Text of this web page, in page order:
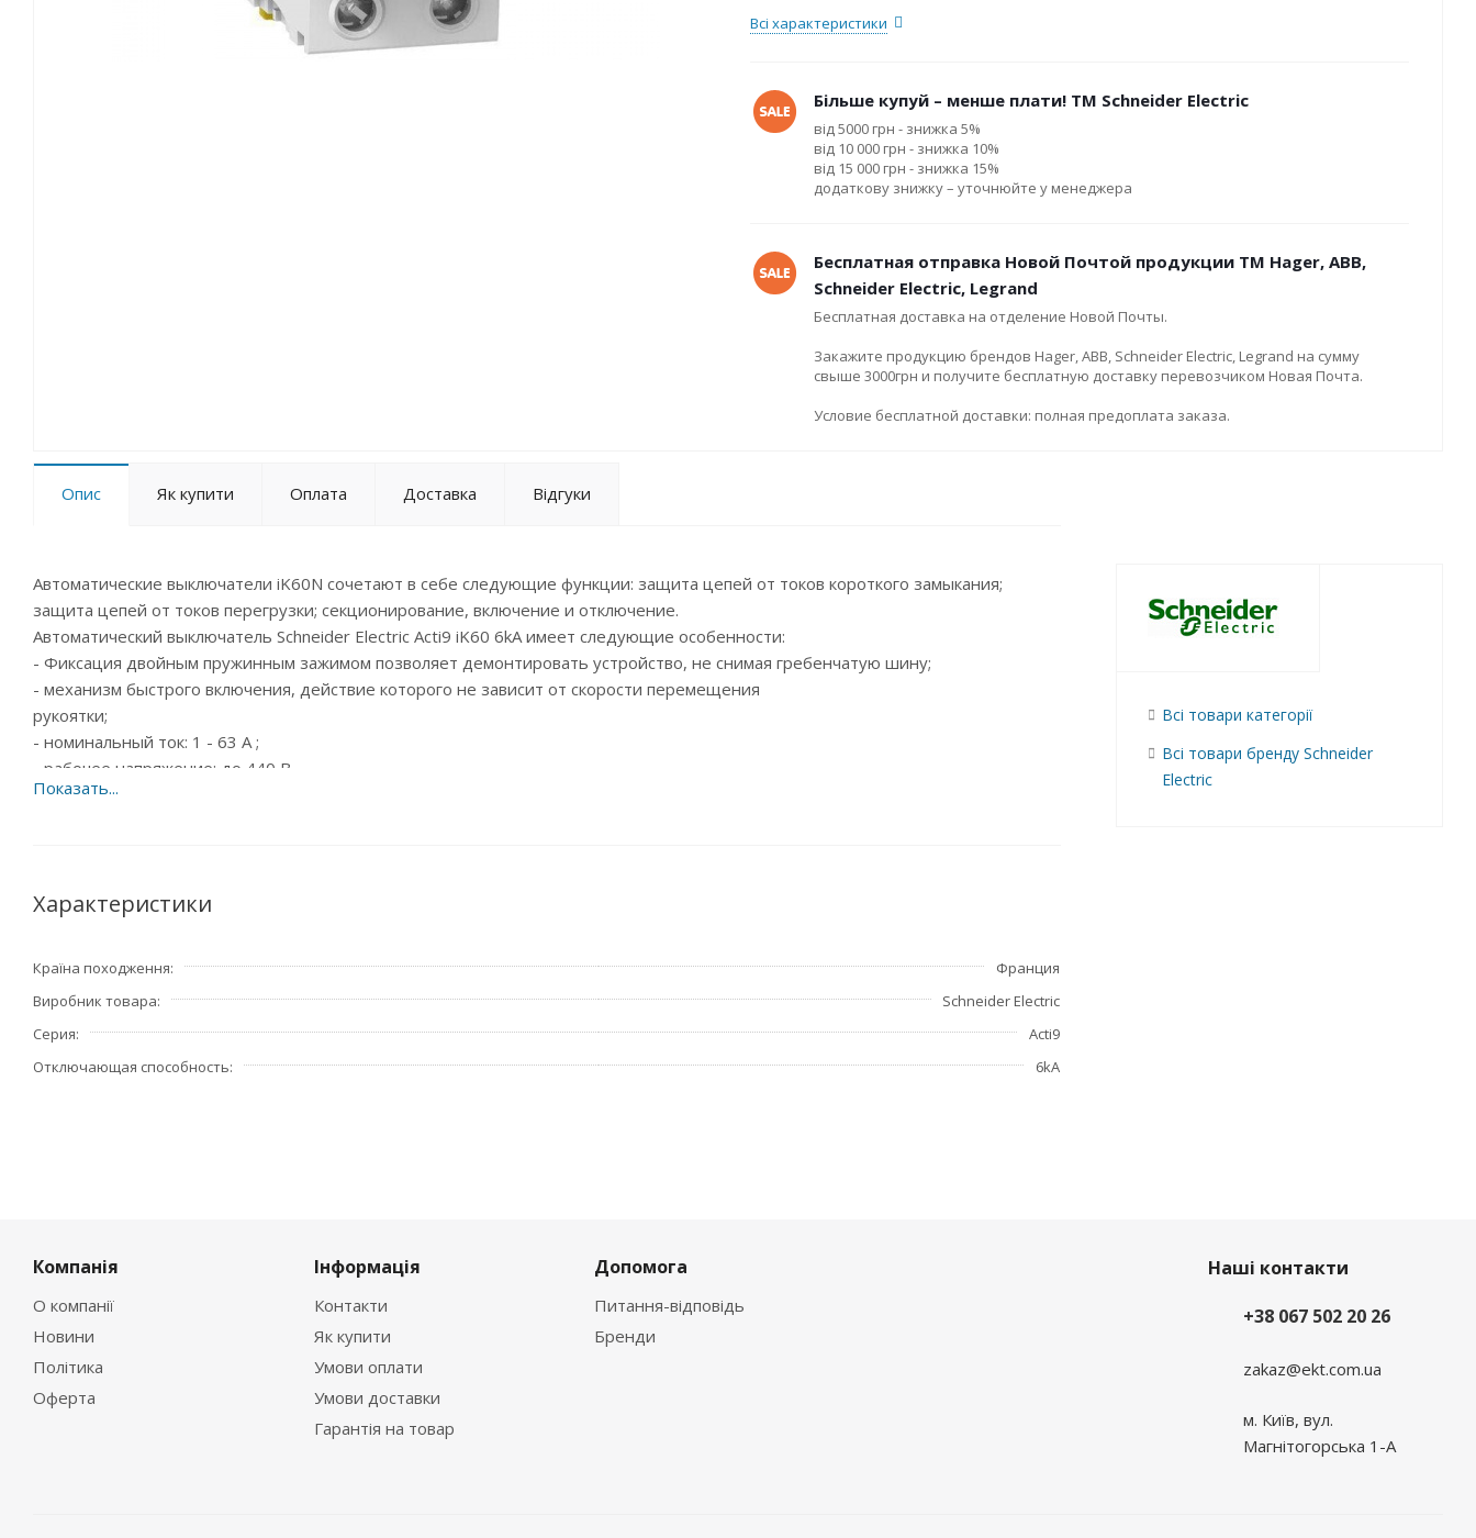
Всі характеристики
Більше купуй – менше плати! ТМ Schneider Electric
від 5000 грн - знижка 5%
від 10 000 грн - знижка 10%
від 15 000 грн - знижка 15%
додаткову знижку – уточнюйте у менеджера
Бесплатная отправка Новой Почтой продукции ТМ Hager, ABB,
Schneider Electric, Legrand
Бесплатная доставка на отделение Новой Почты.
Закажите продукцию брендов Hager, ABB, Schneider Electric, Legrand на сумму
свыше 3000грн и получите бесплатную доставку перевозчиком Новая Почта.
Условие бесплатной доставки: полная предоплата заказа.
Опис Як купити Оплата Доставка Відгуки
Автоматические выключатели iK60N сочетают в себе следующие функции: защита цепей от токов короткого замыкания;
защита цепей от токов перегрузки; секционирование, включение и отключение.
Автоматический выключатель Schneider Electric Acti9 iK60 6kA имеет следующие особенности:
- Фиксация двойным пружинным зажимом позволяет демонтировать устройство, не снимая гребенчатую шину;
- механизм быстрого включения, действие которого не зависит от скорости перемещения
рукоятки;
- номинальный ток: 1 - 63 A ;
- рабочее напряжение: до 440 В
Страна производитель – Франция.
Характеристики
Країна походження
Франция
Виробник товара
Schneider Electric
Серия
Acti9
Отключающая способность
6kA
Всі товари категорії
Всі товари бренду Schneider
Electric
Компанія
О компанії
Новини
Політика
Оферта
Інформація
Контакти
Як купити
Умови оплати
Умови доставки
Гарантія на товар
Допомога
Питання-відповідь
Бренди
Наші контакти
+38 067 502 20 26
zakaz@ekt.com.ua
м. Київ, вул.
Магнітогорська 1-А